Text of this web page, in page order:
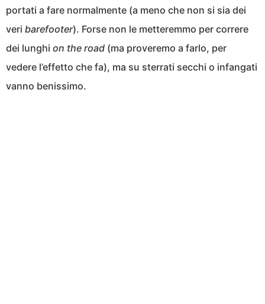
portati a fare normalmente (a meno che non si sia dei
veri barefooter). Forse non le metteremmo per correre
dei lunghi on the road (ma proveremo a farlo, per
vedere l’effetto che fa), ma su sterrati secchi o infangati
vanno benissimo.